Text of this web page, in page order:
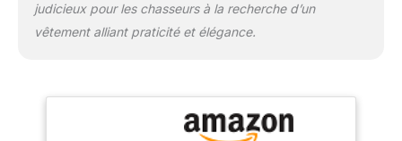
judicieux pour les chasseurs à la recherche d’un
vêtement alliant praticité et élégance.